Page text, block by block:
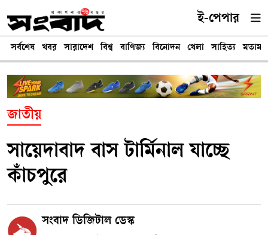
ই-পেপার
সর্বশেষ খবর সারাদেশ বিশ্ব বাণিজ্য বিনোদন খেলা সাহিত্য মতামত
জাতীয়
সায়েদাবাদ বাস টার্মিনাল যাচ্ছে
কাঁচপুরে
সংবাদ ডিজিটাল ডেস্ক